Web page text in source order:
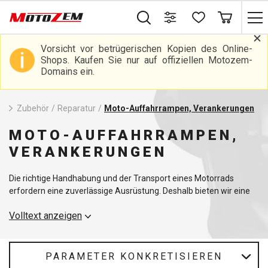
Vorsicht vor betrügerischen Kopien des Online-
Shops. Kaufen Sie nur auf offiziellen Motozem-
Domains ein.
Zubehör / Reparatur / Moto-Auffahrrampen, Verankerungen
MOTO-AUFFAHRRAMPEN,
VERANKERUNGEN
Die richtige Handhabung und der Transport eines Motorrads
erfordern eine zuverlässige Ausrüstung. Deshalb bieten wir eine
Entladen Ihrer Maschine erleichtern. Unser Angebot umfasst
leicht und einfach zu transportieren sind und sich ideal für Reisen
eignen. Für ein Höchstmaß an Praktikabilität empfehlen wir Ihnen
Volltext anzeigen
PARAMETER KONKRETISIEREN